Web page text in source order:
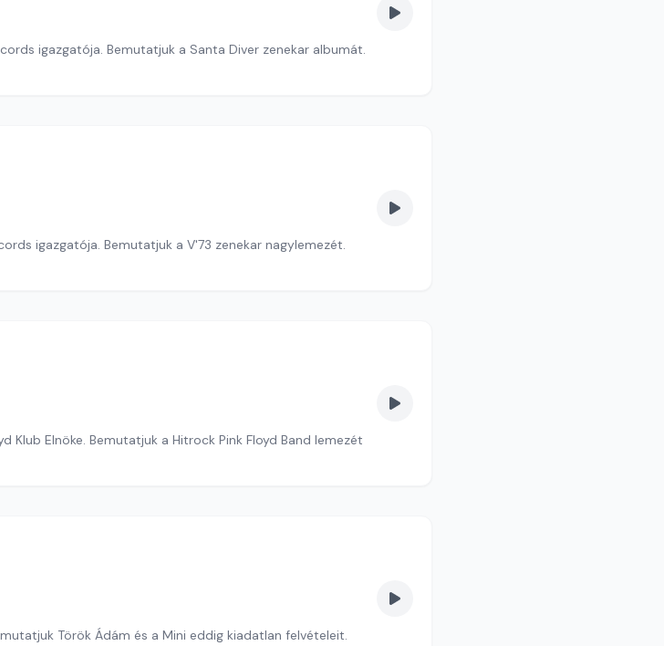
igazgatója. Bemutatjuk a Santa Diver zenekar albumát.
igazgatója. Bemutatjuk a V'73 zenekar nagylemezét.
Klub Elnöke. Bemutatjuk a Hitrock Pink Floyd Band lemezét
Török Ádám és a Mini eddig kiadatlan felvételeit.